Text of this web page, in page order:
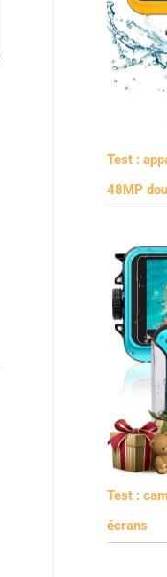
Test :
48MP
Test :
écrans